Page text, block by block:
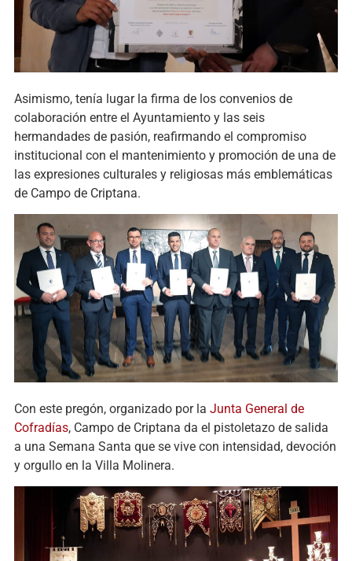
Asimismo, tenía lugar la firma de los convenios de
colaboración entre el Ayuntamiento y las seis
hermandades de pasión, reafirmando el compromiso
institucional con el mantenimiento y promoción de una de
las expresiones culturales y religiosas más emblemáticas
de Campo de Criptana.
Con este pregón, organizado por la Junta General de
Cofradías, Campo de Criptana da el pistoletazo de salida
a una Semana Santa que se vive con intensidad, devoción
y orgullo en la Villa Molinera.